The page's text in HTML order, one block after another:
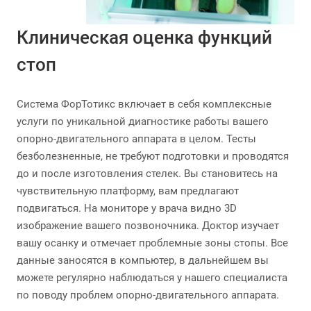
Клиническая оценка функций
стоп
Система ФорТотикс включает в себя комплексные
услуги по уникальной диагностике работы вашего
опорно-двигательного аппарата в целом. Тесты
безболезненные, не требуют подготовки и проводятся
до и после изготовления стелек. Вы становитесь на
чувствительную платформу, вам предлагают
подвигаться. На мониторе у врача видно 3D
изображение вашего позвоночника. Доктор изучает
вашу осанку и отмечает проблемные зоны стопы. Все
данные заносятся в компьютер, в дальнейшем вы
можете регулярно наблюдаться у нашего специалиста
по поводу проблем опорно-двигательного аппарата.